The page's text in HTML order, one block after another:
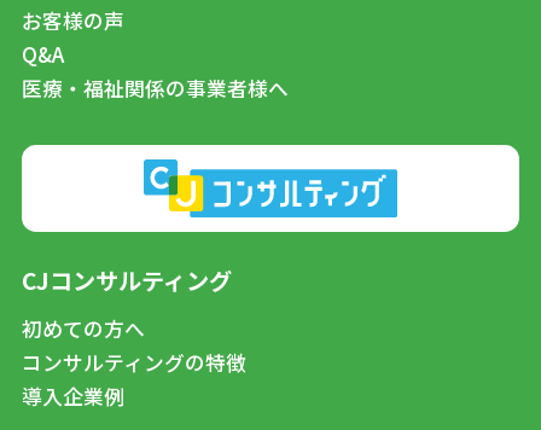
お客様の声
Q&A
医療・福祉関係の事業者様へ
CJコンサルティング
初めての方へ
コンサルティングの特徴
導入企業例